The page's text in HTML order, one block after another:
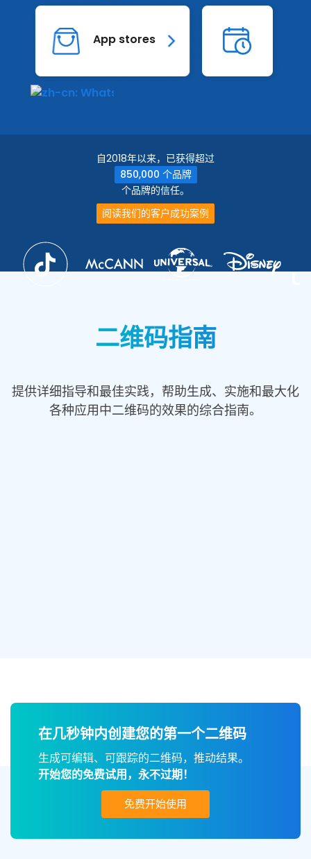
App stores
自2018年以来，已获得超过
850,000 个品牌
个品牌的信任。
阅读我们的客户成功案例
二维码指南
提供详细指导和最佳实践，帮助生成、实施和最大化
各种应用中二维码的效果的综合指南。
在几秒钟内创建您的第一个二维码
生成可编辑、可跟踪的二维码，推动结果。
开始您的免费试用，永不过期！
免费开始使用